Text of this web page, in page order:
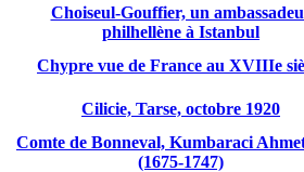
Choiseul-Gouffier, un
philhellène à Istanbul
Chypre vue de France au XVIIIe
Cilicie, Tarse, octobre 1920
Comte de Bonneval, Kumbaraci
(1675-1747)